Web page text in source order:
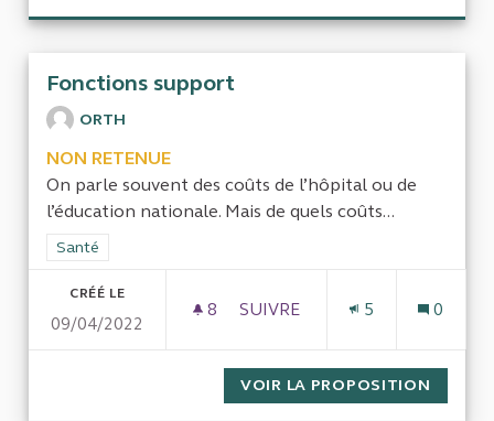
Fonctions support
ORTH
NON RETENUE
On parle souvent des coûts de l’hôpital ou de
l’éducation nationale. Mais de quels coûts...
Filtrer les résultats de la catégorie : Santé
Santé
CRÉÉ LE
09/04/2022
8 8 ABONNÉS
SUIVRE
5 0
VOIR LA PROPOSITION